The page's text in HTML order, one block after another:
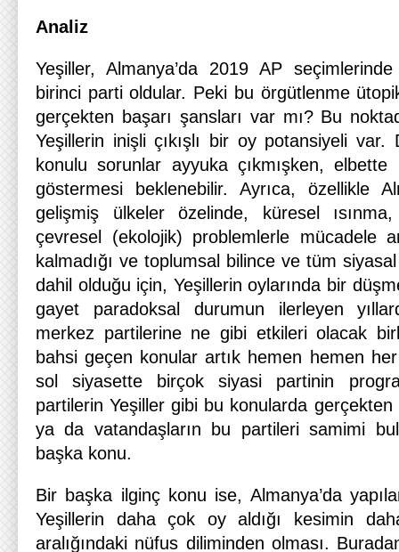
Analiz
Yeşiller, Almanya’da 2019 AP
birinci parti oldular. Peki bu örgütlenme
gerçekten başarı şansları var mı? Bu
Yeşillerin inişli çıkışlı bir oy potansiyeli
konulu sorunlar ayyuka çıkmışken,
göstermesi beklenebilir. Ayrıca, özellikle
gelişmiş ülkeler özelinde, küresel
çevresel (ekolojik) problemlerle mücadele
kalmadığı ve toplumsal bilince ve tüm
dahil olduğu için, Yeşillerin oylarında bir
gayet paradoksal durumun ilerleyen
merkez partilerine ne gibi etkileri olacak
bahsi geçen konular artık hemen hemen
sol siyasette birçok siyasi partinin
partilerin Yeşiller gibi bu konularda gerçekten
ya da vatandaşların bu partileri samimi
başka konu.
Bir başka ilginç konu ise, Almanya’da
Yeşillerin daha çok oy aldığı kesimin
aralığındaki nüfus diliminden olması.